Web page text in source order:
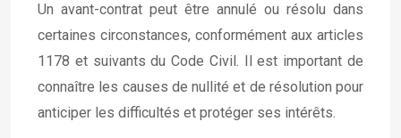
Un avant-contrat peut être annulé ou résolu dans
certaines circonstances, conformément aux articles
1178 et suivants du Code Civil. Il est important de
connaître les causes de nullité et de résolution pour
anticiper les difficultés et protéger ses intérêts.